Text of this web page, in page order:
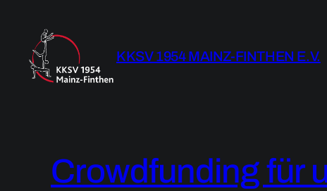
springen
KKSV 1954 MAINZ-FINTHEN E.V.
Crowdfunding für